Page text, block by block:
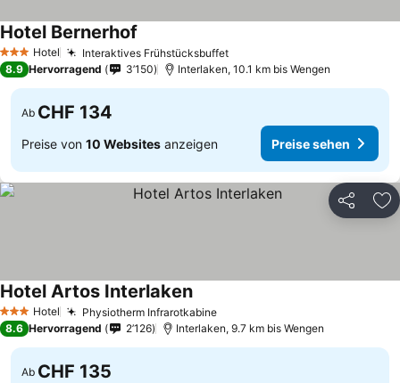
3 SterneHotel Interaktives FrühstücksbuffetPreise sehen
Hotel Bernerhof
8.9 Hervorragend 3’150 Interlaken, 10.1 km bis Wengen
Ab CHF 134
Preise von 10 Websites anzeigen Preise sehen
Teilen
3 SterneHotel Physiotherm InfrarotkabinePreise sehen
Hotel Artos InterlakenPreise sehen
8.6 Hervorragend 2’126 Interlaken, 9.7 km bis Wengen
Ab CHF 135